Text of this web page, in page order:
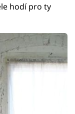
hodí pro ty